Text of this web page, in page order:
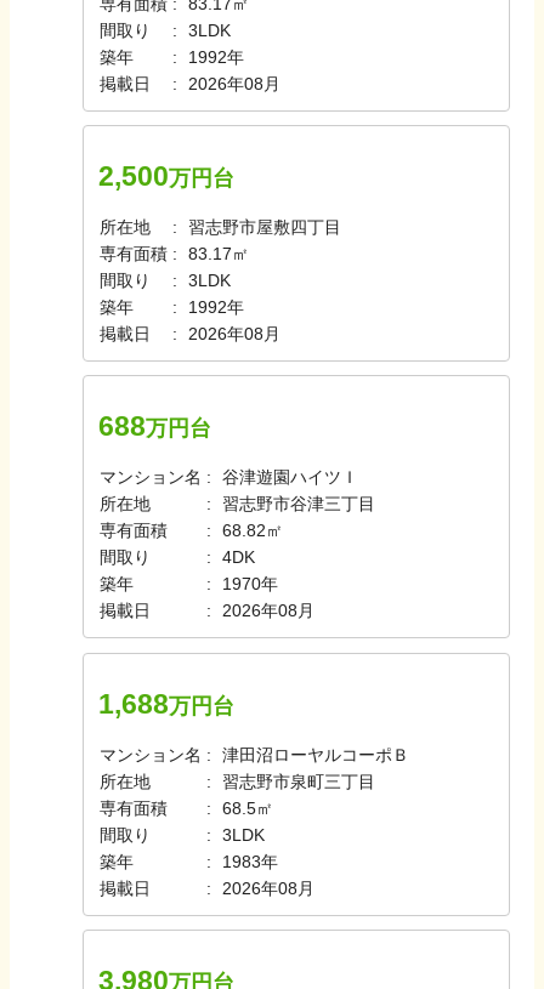
専有面積
83.17㎡
間取り
3LDK
築年
1992年
掲載日
2026年08月
2,500万円台
所在地
習志野市屋敷四丁目
専有面積
83.17㎡
間取り
3LDK
築年
1992年
掲載日
2026年08月
688万円台
マンション名
谷津遊園ハイツＩ
所在地
習志野市谷津三丁目
専有面積
68.82㎡
間取り
4DK
築年
1970年
掲載日
2026年08月
1,688万円台
マンション名
津田沼ローヤルコーポＢ
所在地
習志野市泉町三丁目
専有面積
68.5㎡
間取り
3LDK
築年
1983年
掲載日
2026年08月
3,980万円台